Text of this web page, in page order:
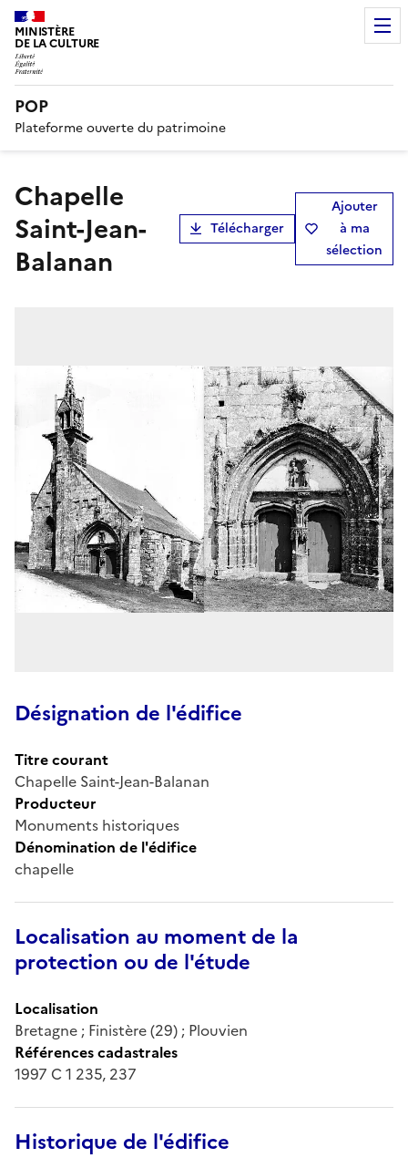
MINISTÈRE
DE LA CULTURE
POP
Plateforme ouverte du patrimoine
Chapelle
Saint-Jean-
Balanan
Télécharger
Ajouter
à ma
sélection
Désignation de l'édifice
Titre courant
Chapelle Saint-Jean-Balanan
Producteur
Monuments historiques
Dénomination de l'édifice
chapelle
Localisation au moment de la
protection ou de l'étude
Localisation
Bretagne ; Finistère (29) ; Plouvien
Références cadastrales
1997 C 1 235, 237
Historique de l'édifice